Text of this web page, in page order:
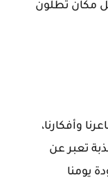
مكان تطلون
وأفكارنا،
تعبر عن
يومنا